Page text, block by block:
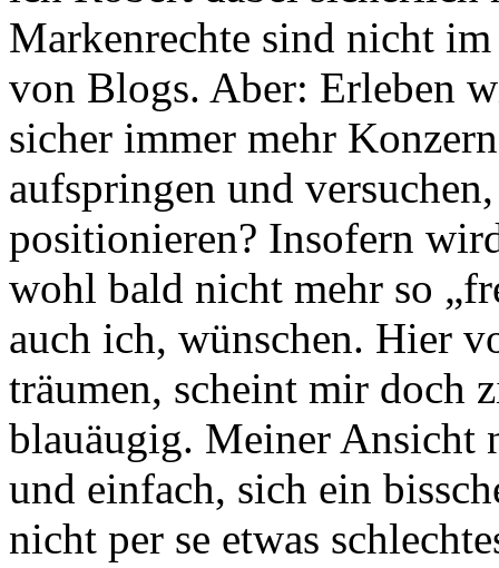
Markenrechte sind nicht
von Blogs. Aber: Erleben
sicher immer mehr
aufspringen und
positionieren? Insofern
wohl bald nicht mehr so
auch ich, wünschen. Hier
träumen, scheint mir doch
blauäugig. Meiner Ansicht
und einfach, sich ein
nicht per se etwas